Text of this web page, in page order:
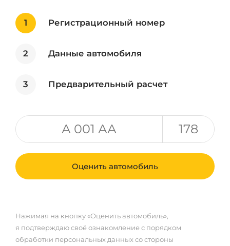
1 Регистрационный номер
2 Данные автомобиля
3 Предварительный расчет
Оценить автомобиль
Нажимая на кнопку «Оценить автомобиль»,
я подтверждаю своё ознакомление с порядком
обработки персональных данных со стороны